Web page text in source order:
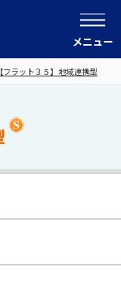
メニュー
【フラット３５】地域連携型